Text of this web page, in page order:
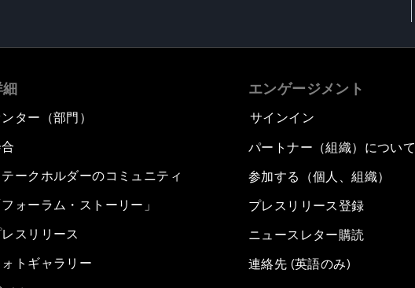
ター（部門）
ークホルダーのコミュニティ
フォーラム・ストーリー」
スリリース
トギャラリー
エンゲージメント
サインイン
パートナー（組織）について
参加する（個人、組織）
プレスリリース登録
ニュースレター購読
連絡先 (英語のみ)